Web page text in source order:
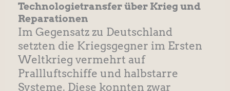
Technologietransfer über Krieg und
Reparationen
Im Gegensatz zu Deutschland
setzten die Kriegsgegner im Ersten
Weltkrieg vermehrt auf
Prallluftschiffe und halbstarre
Systeme. Diese konnten zwar